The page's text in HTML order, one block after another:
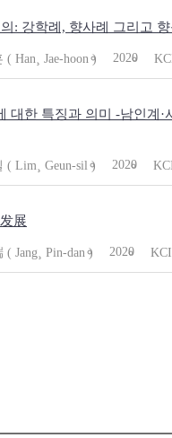
: 강학례, 향사례 그리고
( Han¸ Jae-hoon ) 2020
대한 특징과 의미 -남인계·
( Lim¸ Geun-sil ) 2020
展
( Jang¸ Pin-dan ) 2020